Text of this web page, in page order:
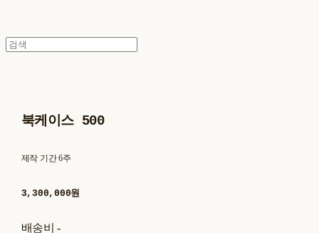
북케이스 500
제작 기간 6주
3,300,000원
배송비-